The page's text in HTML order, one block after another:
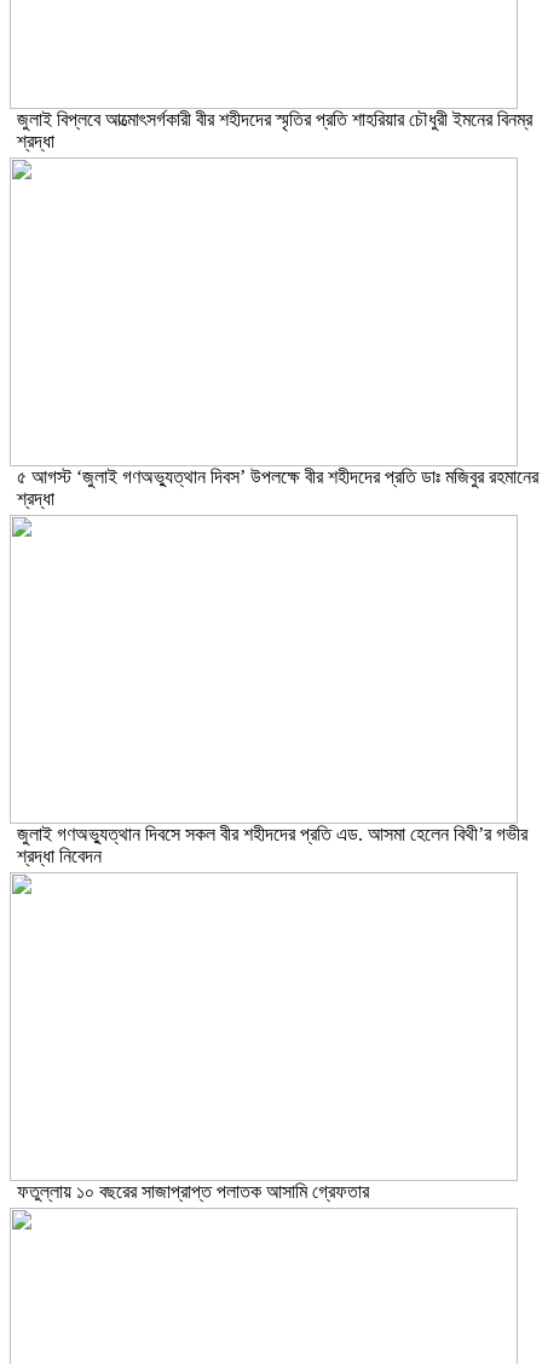
জুলাই বিপ্লবে আত্মোৎসর্গকারী বীর শহীদদের স্মৃতির প্রতি শাহরিয়ার চৌধুরী ইমনের বিনম্র
শ্রদ্ধা
৫ আগস্ট ‘জুলাই গণঅভ্যুত্থান দিবস’ উপলক্ষে বীর শহীদদের প্রতি ডাঃ মজিবুর রহমানের
শ্রদ্ধা
জুলাই গণঅভ্যুত্থান দিবসে সকল বীর শহীদদের প্রতি এড. আসমা হেলেন বিথী’র গভীর
শ্রদ্ধা নিবেদন
ফতুল্লায় ১০ বছরের সাজাপ্রাপ্ত পলাতক আসামি গ্রেফতার